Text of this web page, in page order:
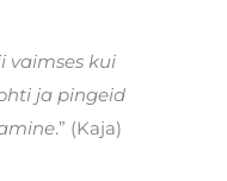
vaimses kui
ja pingeid
.” (Kaja)